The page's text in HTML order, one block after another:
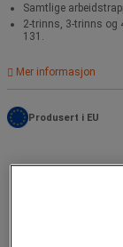
Samtlige
2-trinns, 3-trinns og
131.
Mer informasjon
Produsert i EU